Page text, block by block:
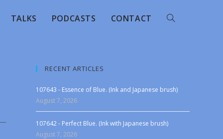
TALKS PODCASTS CONTACT
RECENT ARTICLES
107643 - Essence of Blue. (Ink and Japanese brush)
August 7, 2026
107642 - Perfect Blue. (Ink with Japanese brush)
August 7, 2026